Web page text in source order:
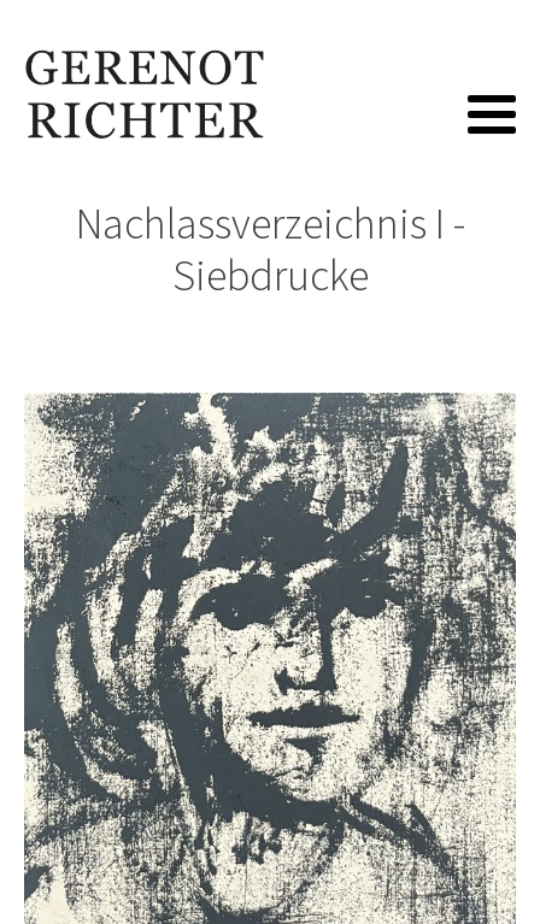
Nachlassverzeichnis I -
Siebdrucke